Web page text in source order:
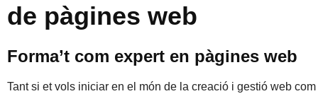
de pàgines web
Forma’t com expert en pàgines web
Tant si et vols iniciar en el món de la creació i gestió web